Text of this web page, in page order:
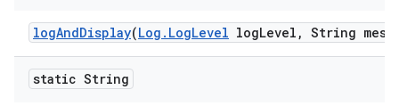
logAndDisplay(Log . LogLevel logLevel , String
static String